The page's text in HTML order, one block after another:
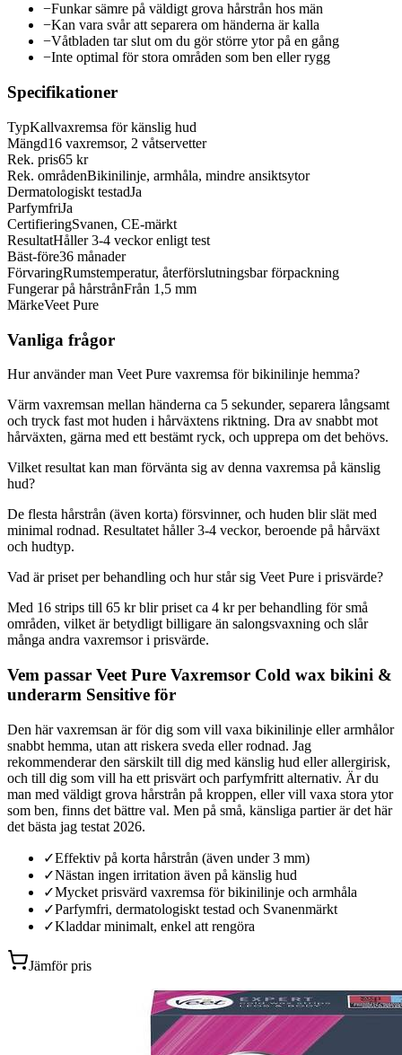
−Funkar sämre på väldigt grova hårstrån hos män
−Kan vara svår att separera om händerna är kalla
−Våtbladen tar slut om du gör större ytor på en gång
−Inte optimal för stora områden som ben eller rygg
Specifikationer
TypKallvaxremsa för känslig hud
Mängd16 vaxremsor, 2 våtservetter
Rek. pris65 kr
Rek. områdenBikinilinje, armhåla, mindre ansiktsytor
Dermatologiskt testadJa
ParfymfriJa
CertifieringSvanen, CE-märkt
ResultatHåller 3-4 veckor enligt test
Bäst-före36 månader
FörvaringRumstemperatur, återförslutningsbar förpackning
Fungerar på hårstrånFrån 1,5 mm
MärkeVeet Pure
Vanliga frågor
Hur använder man Veet Pure vaxremsa för bikinilinje hemma?
Värm vaxremsan mellan händerna ca 5 sekunder, separera långsamt
och tryck fast mot huden i hårväxtens riktning. Dra av snabbt mot
hårväxten, gärna med ett bestämt ryck, och upprepa om det behövs.
Vilket resultat kan man förvänta sig av denna vaxremsa på känslig
hud?
De flesta hårstrån (även korta) försvinner, och huden blir slät med
minimal rodnad. Resultatet håller 3-4 veckor, beroende på hårväxt
och hudtyp.
Vad är priset per behandling och hur står sig Veet Pure i prisvärde?
Med 16 strips till 65 kr blir priset ca 4 kr per behandling för små
områden, vilket är betydligt billigare än salongsvaxning och slår
många andra vaxremsor i prisvärde.
Vem passar Veet Pure Vaxremsor Cold wax bikini &
underarm Sensitive för
Den här vaxremsan är för dig som vill vaxa bikinilinje eller armhålor
snabbt hemma, utan att riskera sveda eller rodnad. Jag
rekommenderar den särskilt till dig med känslig hud eller allergirisk,
och till dig som vill ha ett prisvärt och parfymfritt alternativ. Är du
man med väldigt grova hårstrån på kroppen, eller vill vaxa stora ytor
som ben, finns det bättre val. Men på små, känsliga partier är det här
det bästa jag testat 2026.
✓Effektiv på korta hårstrån (även under 3 mm)
✓Nästan ingen irritation även på känslig hud
✓Mycket prisvärd vaxremsa för bikinilinje och armhåla
✓Parfymfri, dermatologiskt testad och Svanenmärkt
✓Kladdar minimalt, enkel att rengöra
Jämför pris